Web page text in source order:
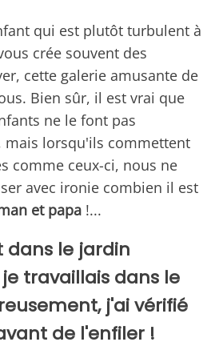
qui est plutôt turbulent à
crée souvent des
cette galerie amusante de
Bien sûr, il est vrai que
ne le font pas
mais lorsqu'ils commettent
comme ceux-ci, nous ne
avec ironie combien il est
et papa !...
dans le jardin
travaillais dans le
j'ai vérifié
de l'enfiler !